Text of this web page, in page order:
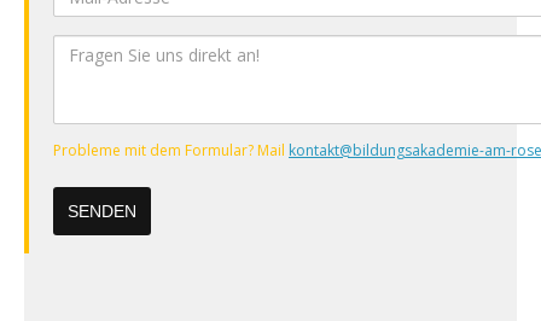
Name
Adresse
Ihre
Probleme mit dem Formular? Mail kontakt@bildungsakademie-am-